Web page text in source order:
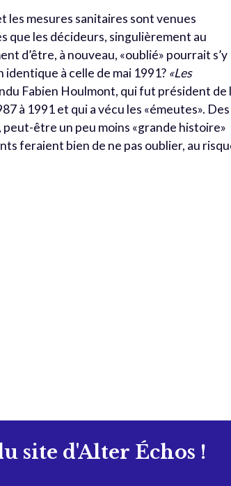
les mesures sanitaires sont venues
les décideurs, singulièrement au
d’être, à nouveau, «oublié» pourrait s’y
à celle de mai 1991? «Les
Fabien Houlmont, qui fut président de
à 1991 et qui a vécu les «émeutes». Des
être un peu moins «grande histoire»
feraient bien de ne pas oublier, au
site d'Alter Échos !